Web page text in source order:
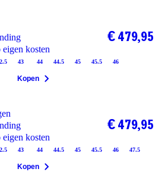
eigen kosten
43 44 44.5 45 45.5 46
€ 479,95
Kopen
eigen kosten
43 44 44.5 45 45.5 46 47.5
€ 479,95
Kopen